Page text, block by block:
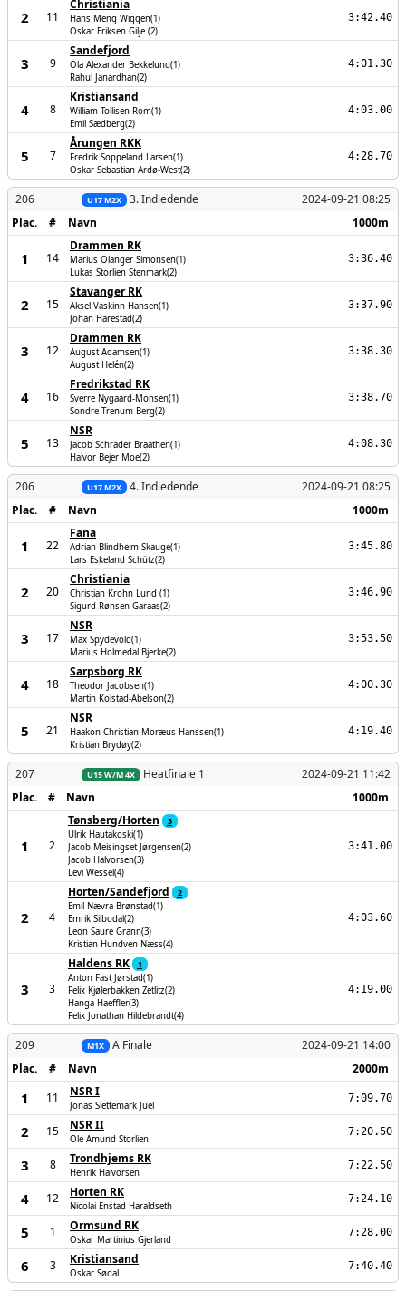
2 11
Christiania
Hans Meng Wiggen(1)
Oskar Eriksen Gilje (2)
3:42.40
3 9
Sandefjord
Ola Alexander Bekkelund(1)
Rahul Janardhan(2)
4:01.30
4 8
Kristiansand
William Tollisen Rom(1)
Emil Sædberg(2)
4:03.00
5 7
Årungen RKK
Fredrik Soppeland Larsen(1)
Oskar Sebastian Ardø-West(2)
4:28.70
206 U17 M2X 3. Indledende
2024-09-21 08:25
Plac.
# Navn 1000m
1 14
Drammen RK
Marius Olanger Simonsen(1)
Lukas Storlien Stenmark(2)
3:36.40
2 15
Stavanger RK
Aksel Vaskinn Hansen(1)
Johan Harestad(2)
3:37.90
3 12
Drammen RK
August Adamsen(1)
August Helén(2)
3:38.30
4 16
Fredrikstad RK
Sverre Nygaard-Monsen(1)
Sondre Trenum Berg(2)
3:38.70
5 13
NSR
Jacob Schrader Braathen(1)
Halvor Bejer Moe(2)
4:08.30
206 U17 M2X 4. Indledende
2024-09-21 08:25
Plac.
# Navn 1000m
1 22
Fana
Adrian Blindheim Skauge(1)
Lars Eskeland Schütz(2)
3:45.80
2 20
Christiania
Christian Krohn Lund (1)
Sigurd Rønsen Garaas(2)
3:46.90
3 17
NSR
Max Spydevold(1)
Marius Holmedal Bjerke(2)
3:53.50
4 18
Sarpsborg RK
Theodor Jacobsen(1)
Martin Kolstad-Abelson(2)
4:00.30
5 21
NSR
Haakon Christian Moræus-Hanssen(1)
Kristian Brydøy(2)
4:19.40
207 U15 W/M 4X Heatfinale 1
2024-09-21 11:42
Plac.
# Navn 1000m
1 2
Tønsberg/Horten
3
Ulrik Hautakoski(1)
Jacob Meisingset Jørgensen(2)
Jacob Halvorsen(3)
Levi Wessel(4)
3:41.00
2 4
Horten/Sandefjord
2
Emil Nævra Brønstad(1)
Emrik Silbodal(2)
Leon Saure Grann(3)
Kristian Hundven Næss(4)
4:03.60
3 3
Haldens RK
1
Anton Fast Jørstad(1)
Felix Kjølerbakken Zetlitz(2)
Hanga Haeffler(3)
Felix Jonathan Hildebrandt(4)
4:19.00
209 M1X A Finale
2024-09-21 14:00
Plac.
# Navn 2000m
1 11 NSR I
Jonas Slettemark Juel
7:09.70
2 15 NSR II
Ole Amund Storlien
7:20.50
3 8 Trondhjems RK
Henrik Halvorsen
7:22.50
4 12 Horten RK
Nicolai Enstad Haraldseth
7:24.10
5 1 Ormsund RK
Oskar Martinius Gjerland
7:28.00
6 3 Kristiansand
Oskar Sødal
7:40.40